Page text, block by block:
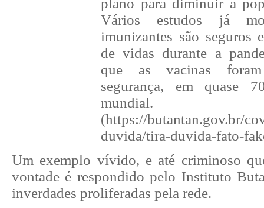
Vários estudos já
imunizantes são seguros
de vidas durante a
que as vacinas
segurança, em quase
mundial.
(https://butantan.gov.br/
duvida/tira-duvida-fato-
Um exemplo vívido, e até criminoso
vontade é respondido pelo Instituto
inverdades proliferadas pela rede.